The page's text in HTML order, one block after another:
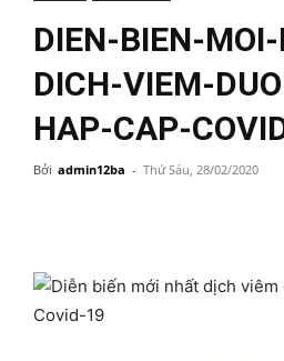
DIEN-BIEN-
DICH-VIEM-
HAP-CAP-
Bởi admin12ba - Thứ Sáu, 28/02/2020